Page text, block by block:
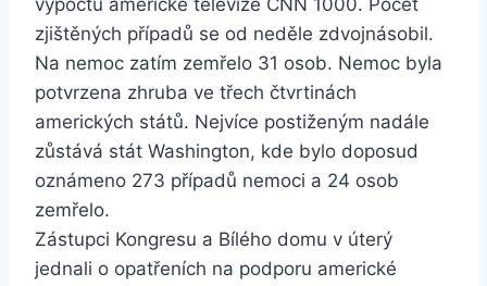
výpočtu americké televize CNN 1000. Počet
zjištěných případů se od neděle zdvojnásobil.
Na nemoc zatím zemřelo 31 osob. Nemoc byla
potvrzena zhruba ve třech čtvrtinách
amerických států. Nejvíce postiženým nadále
zůstává stát Washington, kde bylo doposud
oznámeno 273 případů nemoci a 24 osob
zemřelo.
Zástupci Kongresu a Bílého domu v úterý
jednali o opatřeních na podporu americké